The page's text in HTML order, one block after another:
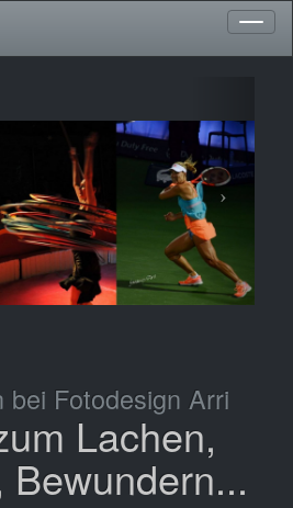
bei Fotodesign Arri
Lachen,
Bewundern...